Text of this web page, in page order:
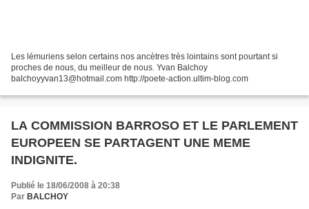
Les lémuriens selon certains nos ancètres très lointains sont pourtant si
proches de nous, du meilleur de nous. Yvan Balchoy
balchoyyvan13@hotmail.com http://poete-action.ultim-blog.com
LA COMMISSION BARROSO ET LE PARLEMENT
EUROPEEN SE PARTAGENT UNE MEME
INDIGNITE.
Publié le 18/06/2008 à 20:38
Par BALCHOY